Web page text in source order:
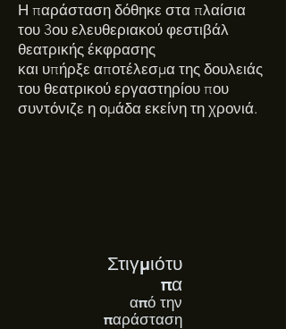
Η παράσταση δόθηκε στα πλαίσια
του 3ου ελευθεριακού φεστιβάλ
θεατρικής έκφρασης
και υπήρξε αποτέλεσμα της δουλειάς
του θεατρικού εργαστηρίου που
συντόνιζε η ομάδα εκείνη τη χρονιά.
Στιγμιότυ
πα
από την
παράσταση